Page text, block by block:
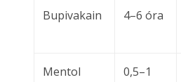
Bupivakain 4–6 óra
Mentol
0,5–1